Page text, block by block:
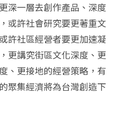
深一層去創作產品、深度
或許社會研究要更著重文
許社區經營者要更加速凝
講究街區文化深度、更
、更接地的經營策略，有
聚集經濟將為台灣創造下